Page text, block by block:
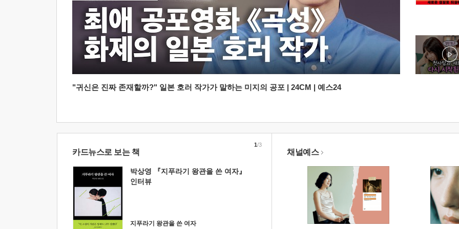
"귀신은 진짜 존재할까?" 일본 호러 작가가 말하는 미지의 공포 | 24CM | 예스24
카드뉴스로 보는 책
박상영 『지푸라기 왕관을 쓴 여자』
인터뷰
지푸라기 왕관을 쓴 여자
1/3
채널예스